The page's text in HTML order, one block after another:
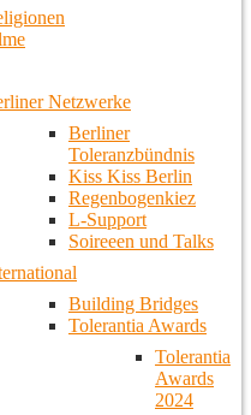
Netzwerke
Berliner
Toleranzbündnis
Kiss Kiss Berlin
Regenbogenkiez
L-Support
Soireeen und Talks
Building Bridges
Tolerantia Awards
Tolerantia
Awards
2024